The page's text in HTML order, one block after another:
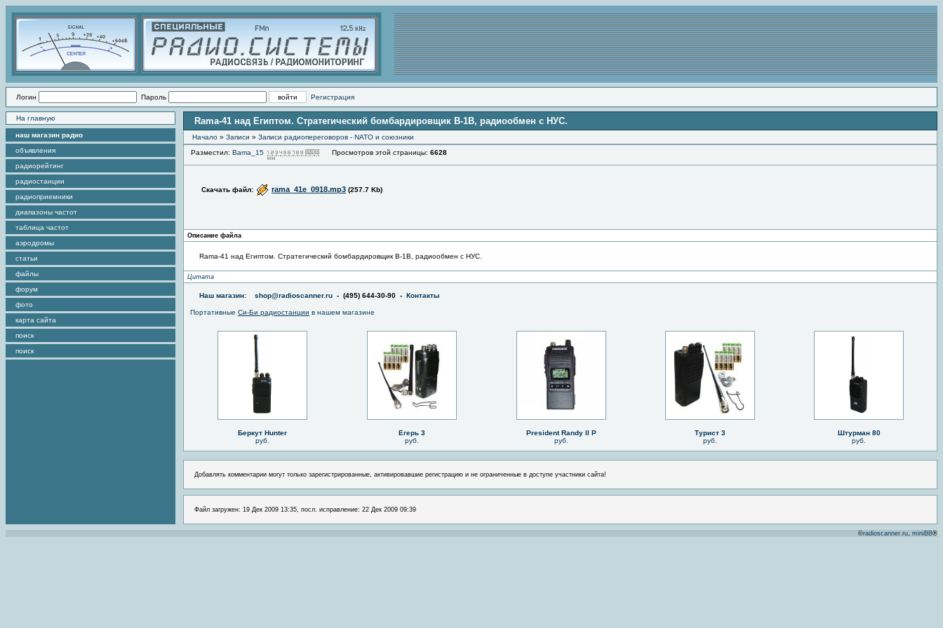
Логин Пароль Регистрация
На главную
наш магазин радио
объявления
радиорейтинг
радиостанции
радиоприемники
диапазоны частот
таблица частот
аэродромы
статьи
файлы
форум
фото
карта сайта
поиск
поиск
Rama-41 над Египтом. Стратегический бомбардировщик B-1B, радиообмен с НУС.
Начало » Записи » Записи радиопереговоров - NATO и союзники
Разместил: Bama_15 Просмотров этой страницы: 6628
Скачать файл: rama_41e_0918.mp3 (257.7 Kb)
Описание файла
Rama-41 над Египтом. Стратегический бомбардировщик B-1B, радиообмен с НУС.
Цитата
Наш магазин: shop@radioscanner.ru - (495) 644-30-90 - Контакты
Портативные Си-Би радиостанции в нашем магазине
Беркут Hunter
руб.
Егерь 3
руб.
President Randy II P
руб.
Турист 3
руб.
Штурман 80
руб.
Добавлять комментарии могут только зарегистрированные, активировавшие регистрацию и не ограниченные в доступе участники сайта!
Файл загружен: 19 Дек 2009 13:35, посл. исправление: 22 Дек 2009 09:39
©radioscanner.ru, miniBB®